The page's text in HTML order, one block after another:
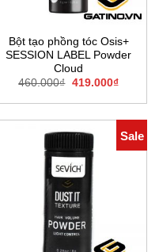
Bột tạo phồng tóc Osis+
SESSION LABEL Powder
Cloud
460.000₫ Giá
là:
419.000₫Giá
tại
Sale